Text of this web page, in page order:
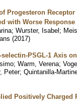
Progesteron
with Worse
; Wurster, Isabel;
(2017)
PSGL-1 Axis
; Warm, Verena;
Peter; Quintanilla-
Positively Charged